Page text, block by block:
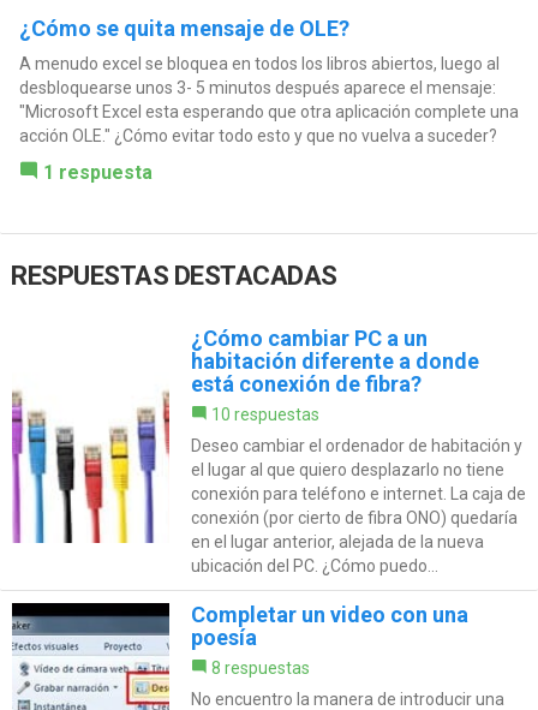
¿Cómo se quita mensaje de OLE?
A menudo excel se bloquea en todos los libros abiertos, luego al
desbloquearse unos 3- 5 minutos después aparece el mensaje:
"Microsoft Excel esta esperando que otra aplicación complete una
acción OLE." ¿Cómo evitar todo esto y que no vuelva a suceder?
1 respuesta
RESPUESTAS DESTACADAS
¿Cómo cambiar PC a un
habitación diferente a donde
está conexión de fibra?
10 respuestas
Deseo cambiar el ordenador de habitación y
el lugar al que quiero desplazarlo no tiene
conexión para teléfono e internet. La caja de
conexión (por cierto de fibra ONO) quedaría
en el lugar anterior, alejada de la nueva
ubicación del PC. ¿Cómo puedo...
Completar un video con una
poesía
8 respuestas
No encuentro la manera de introducir una